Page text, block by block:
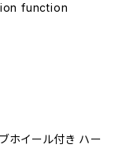
function
ホイール付き ハー